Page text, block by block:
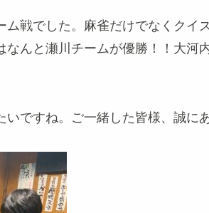
ム戦でした。麻雀だけでなくクイ
なんと瀬川チームが優勝！！大河
いですね。ご一緒した皆様、誠に